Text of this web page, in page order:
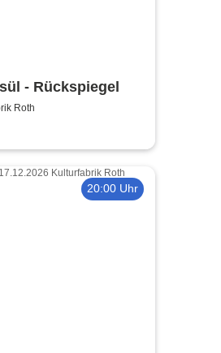
- Rückspiegel
Roth
20:00 Uhr